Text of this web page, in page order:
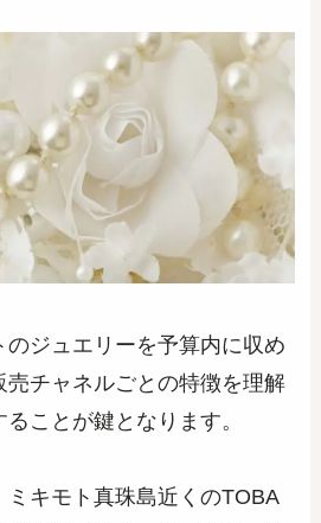
ジュエリーを予算内に収め
売チャネルごとの特徴を理解
ことが鍵となります。
ミキモト真珠島近くのTOBA